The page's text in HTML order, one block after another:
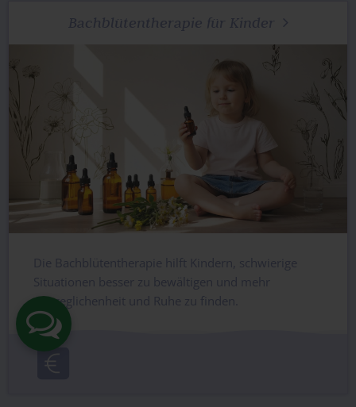
Bachblütentherapie für Kinder 
Die Bachblütentherapie hilft Kindern, schwierige
Situationen besser zu bewältigen und mehr
Ausgeglichenheit und Ruhe zu finden.